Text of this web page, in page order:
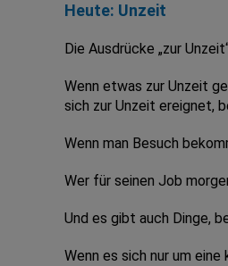
Heute: Unzeit
Die Ausdrücke „zur
Wenn etwas zur Unzeit
sich zur Unzeit ereignet,
Wenn man Besuch
Wer für seinen Job
Und es gibt auch Dinge,
Wenn es sich nur um